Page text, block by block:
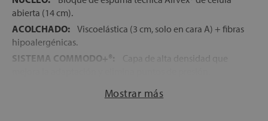
abierta (14 cm).
ACOLCHADO: Viscoelástica (3 cm, solo en cara A) + fibras
hipoalergénicas.
SISTEMA COMMODO+®:
Capa de alta densidad que
SISTEMA OPTIGRADE®:
Termorregulación activa para
controlar temperatura y humedad.
Mostrar más